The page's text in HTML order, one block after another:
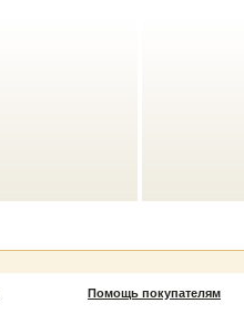
Помощь покупателям